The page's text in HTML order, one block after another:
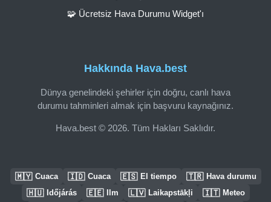
Hakkında Hava.best
Dünya genelindeki şehirler için doğru, canlı hava
durumu tahminleri almak için başvuru kaynağınız.
Hava.best © 2026. Tüm Hakları Saklıdır.
🧩 Ücretsiz Hava Durumu Widget'ı
🇲🇾 Cuaca 🇮🇩 Cuaca 🇪🇸 El tiempo 🇹🇷 Hava durumu
🇭🇺 Időjárás 🇪🇪 Ilm 🇱🇻 Laikapstākļi 🇮🇹 Meteo